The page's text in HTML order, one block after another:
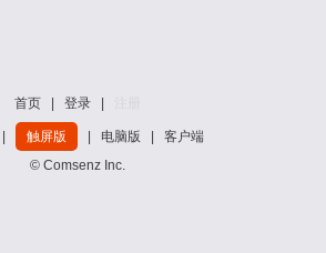
首页 登录
触屏版 电脑版
客户端
© Comsenz Inc.